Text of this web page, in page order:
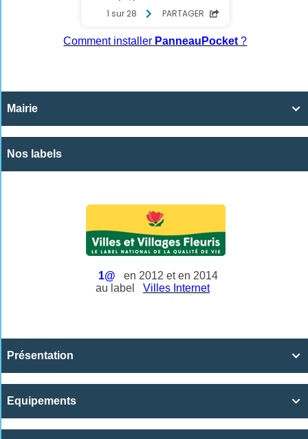
Comment installer PanneauPocket ?

Mairie
Nos labels
1@
en 2012 et en 2014
au label
Villes Internet

Présentation

Equipements